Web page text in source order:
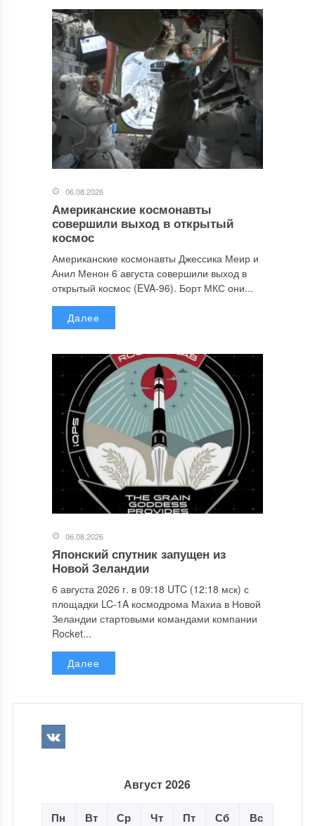
06.08.2026
Американские космонавты
совершили выход в открытый
космос
Американские космонавты Джессика Меир и
Анил Менон 6 августа совершили выход в
открытый космос (EVA-96). Борт МКС они...
Далее
06.08.2026
Японский спутник запущен из
Новой Зеландии
6 августа 2026 г. в 09:18 UTC (12:18 мск) с
площадки LC-1A космодрома Махиа в Новой
Зеландии стартовыми командами компании
Rocket...
Далее
Август 2026
Пн Вт Ср Чт Пт Сб Вс